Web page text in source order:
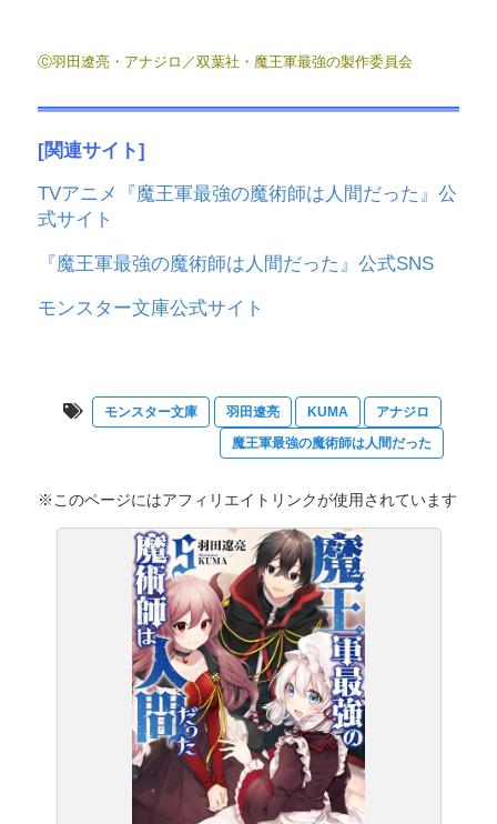
Ⓒ羽田遼亮・アナジロ／双葉社・魔王軍最強の製作委員会
[関連サイト]
TVアニメ『魔王軍最強の魔術師は人間だった』公
式サイト
『魔王軍最強の魔術師は人間だった』公式SNS
モンスター文庫公式サイト
モンスター文庫 羽田遼亮 KUMA
アナジロ
魔王軍最強の魔術師は人間だった
※このページにはアフィリエイトリンクが使用されています